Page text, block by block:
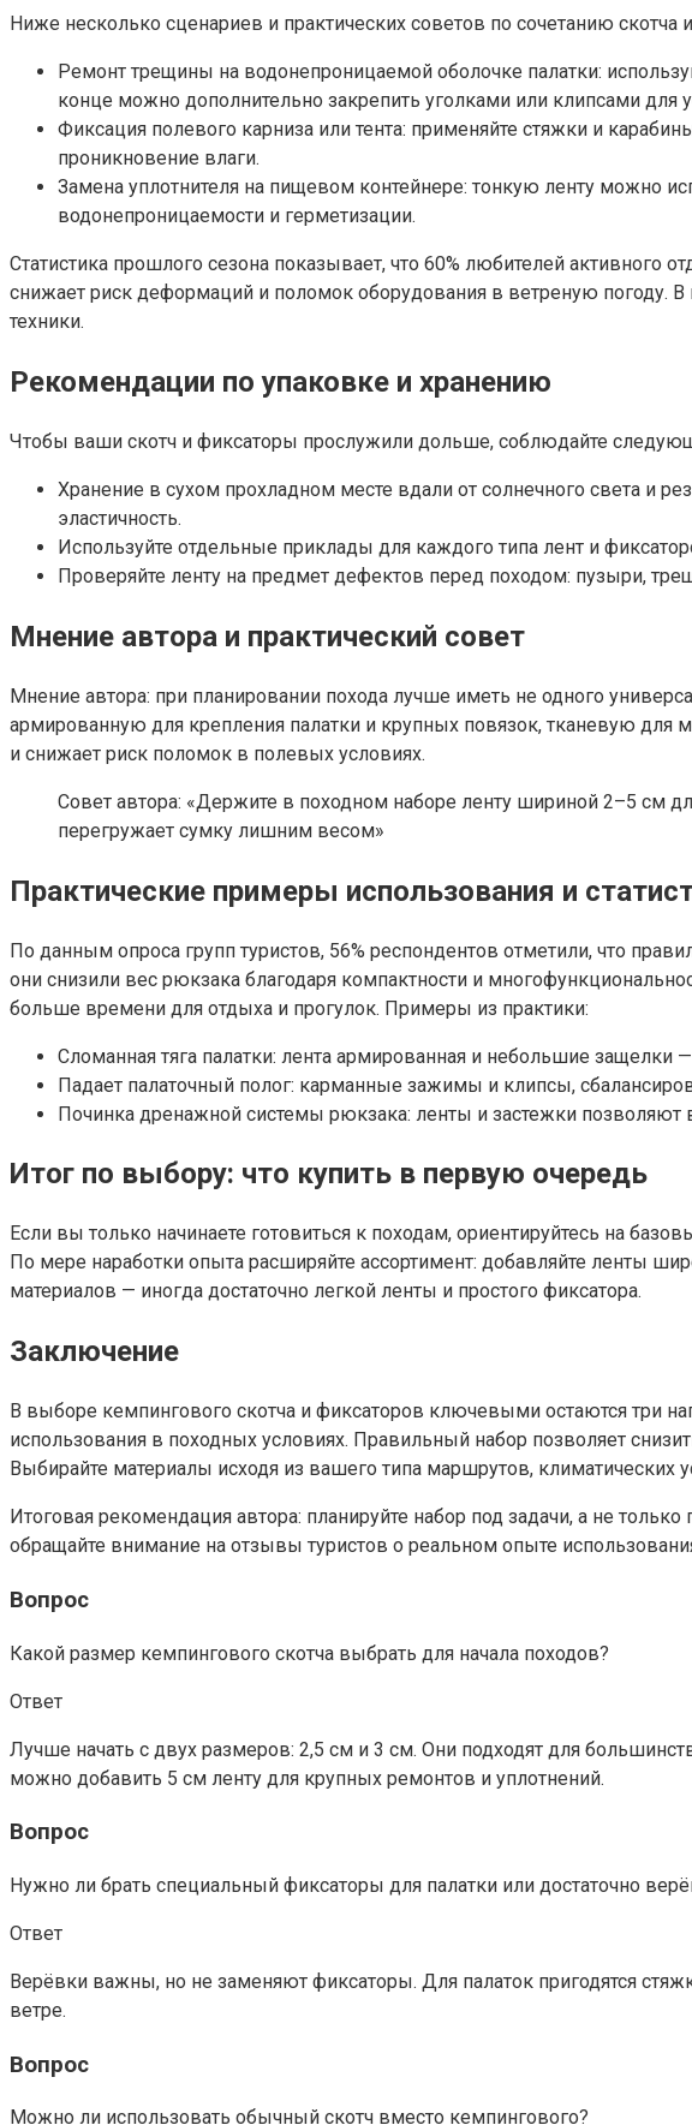
Ниже несколько сценариев и практических советов по сочетанию скотча
Ремонт трещины на водонепроницаемой оболочке палатки:
конце можно дополнительно закрепить уголками или клипсами для
Фиксация полевого карниза или тента: применяйте стяжки и
проникновение влаги.
Замена уплотнителя на пищевом контейнере: тонкую ленту можно
водонепроницаемости и герметизации.
Статистика прошлого сезона показывает, что 60% любителей активного
снижает риск деформаций и поломок оборудования в ветреную погоду.
техники.
Рекомендации по упаковке и хранению
Чтобы ваши скотч и фиксаторы прослужили дольше, соблюдайте
Хранение в сухом прохладном месте вдали от солнечного света и
эластичность.
Используйте отдельные приклады для каждого типа лент и
Проверяйте ленту на предмет дефектов перед походом: пузыри,
Мнение автора и практический совет
Мнение автора: при планировании похода лучше иметь не одного
армированную для крепления палатки и крупных повязок, тканевую
и снижает риск поломок в полевых условиях.
Совет автора: «Держите в походном наборе ленту шириной 2–5 см
перегружает сумку лишним весом»
Практические примеры использования и
По данным опроса групп туристов, 56% респондентов отметили, что
они снизили вес рюкзака благодаря компактности и
больше времени для отдыха и прогулок. Примеры из практики:
Сломанная тяга палатки: лента армированная и небольшие защелки
Падает палаточный полог: карманные зажимы и клипсы,
Починка дренажной системы рюкзака: ленты и застежки позволяют
Итог по выбору: что купить в первую очередь
Если вы только начинаете готовиться к походам, ориентируйтесь на
По мере наработки опыта расширяйте ассортимент: добавляйте ленты
материалов — иногда достаточно легкой ленты и простого фиксатора.
Заключение
В выборе кемпингового скотча и фиксаторов ключевыми остаются три
использования в походных условиях. Правильный набор позволяет
Выбирайте материалы исходя из вашего типа маршрутов,
Итоговая рекомендация автора: планируйте набор под задачи, а не
обращайте внимание на отзывы туристов о реальном опыте
Вопрос
Какой размер кемпингового скотча выбрать для начала походов?
Ответ
Лучше начать с двух размеров: 2,5 см и 3 см. Они подходят для
можно добавить 5 см ленту для крупных ремонтов и уплотнений.
Вопрос
Нужно ли брать специальный фиксаторы для палатки или достаточно
Ответ
Верёвки важны, но не заменяют фиксаторы. Для палаток пригодятся
ветре.
Вопрос
Можно ли использовать обычный скотч вместо кемпингового?